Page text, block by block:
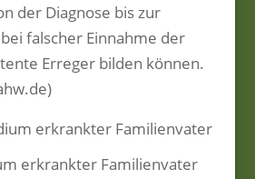
der Diagnose bis zur
falscher Einnahme der
Erreger bilden können.
erkrankter Familienvater